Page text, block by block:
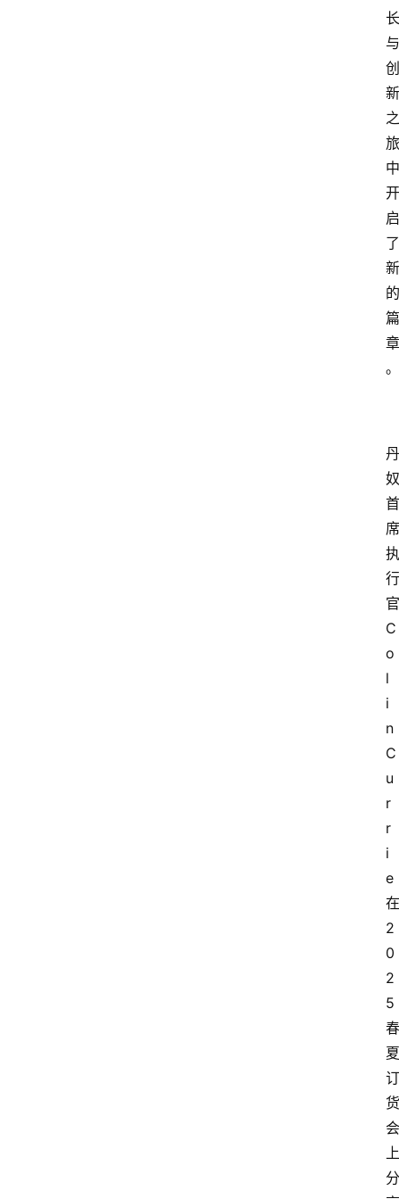
长
与
创
新
之
旅
中
开
启
了
新
的
篇
章
。
丹
奴
首
席
执
行
官
C
o
l
i
n
C
u
r
r
i
e
在
2
0
2
5
春
夏
订
货
会
上
分